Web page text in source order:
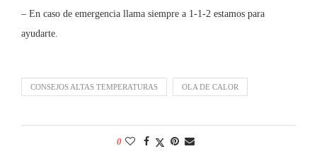
– En caso de emergencia llama siempre a 1-1-2 estamos para
ayudarte.
CONSEJOS ALTAS TEMPERATURAS OLA DE CALOR
0